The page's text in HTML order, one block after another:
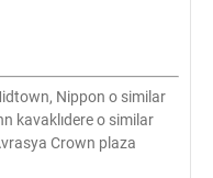
Nippon o similar
kavaklıdere o similar
Crown plaza